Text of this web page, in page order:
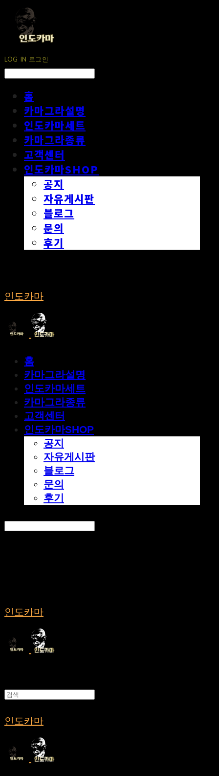
LOG IN 로그인
홈
카마그라설명
인도카마세트
카마그라종류
고객센터
인도카마SHOP
공지
자유게시판
블로그
문의
후기
인도카마
홈
카마그라설명
인도카마세트
카마그라종류
고객센터
인도카마SHOP
공지
자유게시판
블로그
문의
후기
인도카마
인도카마